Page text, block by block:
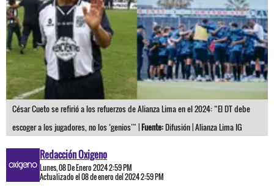
César Cueto se refirió a los refuerzos de Alianza Lima en el 2024: “El DT debe
escoger a los jugadores, no los ‘genios’” |Fuente:Difusión | Alianza Lima IG
Redacción Oxigeno
Lunes, 08 De Enero 2024 2:59 PM
Actualizado el 08 de enero del 2024 2:59 PM